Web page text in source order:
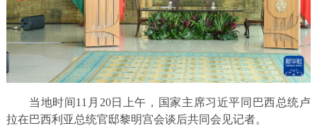
当地时间11月20日上午，国家主席习近平同巴西总统卢
拉在巴西利亚总统官邸黎明宫会谈后共同会见记者。